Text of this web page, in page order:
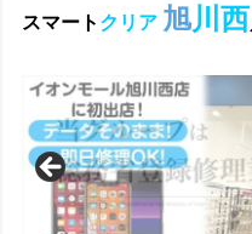
スマート クリア 旭川西